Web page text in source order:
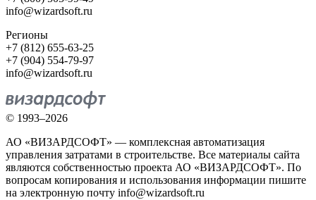
info@wizardsoft.ru
Регионы
+7 (812) 655-63-25
+7 (904) 554-79-97
info@wizardsoft.ru
© 1993–2026
АО «ВИЗАРДСОФТ» — комплексная автоматизация
управления затратами в строительстве. Все материалы сайта
являются собственностью проекта АО «ВИЗАРДСОФТ». По
вопросам копирования и использования информации пишите
на электронную почту info@wizardsoft.ru